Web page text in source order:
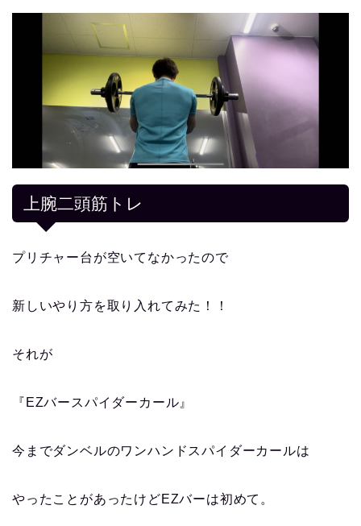
上腕二頭筋トレ
プリチャー台が空いてなかったので
新しいやり方を取り入れてみた！！
それが
『EZバースパイダーカール』
今までダンベルのワンハンドスパイダーカールは
やったことがあったけどEZバーは初めて。